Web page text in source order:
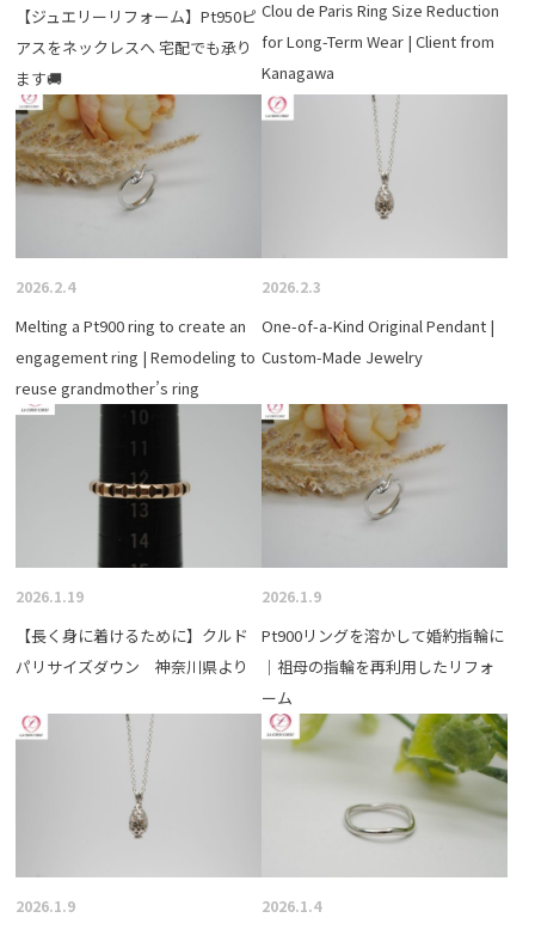
【ジュエリーリフォーム】Pt950ピ
アスをネックレスへ 宅配でも承り
ます🚚
Clou de Paris Ring Size Reduction
for Long-Term Wear | Client from
Kanagawa
2026.2.4
Melting a Pt900 ring to create an
engagement ring | Remodeling to
reuse grandmother’s ring
2026.2.3
One-of-a-Kind Original Pendant |
Custom-Made Jewelry
2026.1.19
【長く身に着けるために】クルド
パリサイズダウン 神奈川県より
2026.1.9
Pt900リングを溶かして婚約指輪に
｜祖母の指輪を再利用したリフォ
ーム
2026.1.9 2026.1.4